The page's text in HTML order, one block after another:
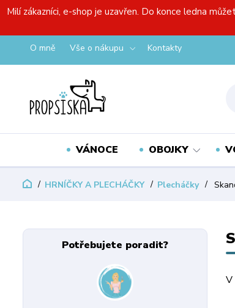
Milí zákazníci, e-shop je uzavřen. Do konce ledna
O mně Vše o nákupu Kontakty
VÁNOCE OBOJKY
HRNÍČKY A PLECHÁČKY Plecháčky
V
Potřebujete poradit?